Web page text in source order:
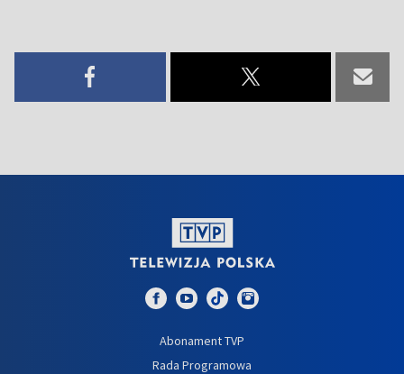
Abonament TVP
Rada Programowa